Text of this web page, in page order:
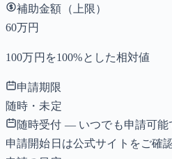
補助金額（上限）
60万円
100万円を100%とした相対値
申請期限
随時・未定
随時受付 — いつでも申請可能
申請開始日は公式サイトをご確